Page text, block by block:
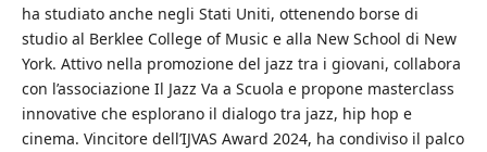
ha studiato anche negli Stati Uniti, ottenendo borse di
studio al Berklee College of Music e alla New School di New
York. Attivo nella promozione del jazz tra i giovani, collabora
con l’associazione Il Jazz Va a Scuola e propone masterclass
innovative che esplorano il dialogo tra jazz, hip hop e
cinema. Vincitore dell’IJVAS Award 2024, ha condiviso il palco